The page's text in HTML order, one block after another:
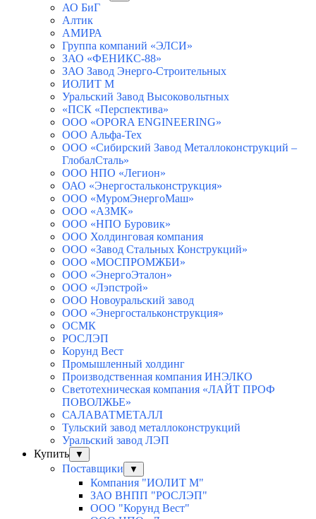
АО БиГ
Алтик
АМИРА
Группа компаний «ЭЛСИ»
ЗАО «ФЕНИКС-88»
ЗАО Завод Энерго-Строительных
ИОЛИТ М
Уральский Завод Высоковольтных
«ПСК «Перспектива»
ООО «OPORA ENGINEERING»
ООО Альфа-Тех
ООО «Сибирский Завод Металлоконструкций –
ГлобалСталь»
ООО НПО «Легион»
ОАО «Энергостальконструкция»
ООО «МуромЭнергоМаш»
ООО «АЗМК»
ООО «НПО Буровик»
ООО Холдинговая компания
ООО «Завод Стальных Конструкций»
ООО «МОСПРОМЖБИ»
ООО «ЭнергоЭталон»
ООО «Лэпстрой»
ООО Новоуральский завод
ООО «Энергостальконструкция»
ОСМК
РОСЛЭП
Корунд Вест
Промышленный холдинг
Производственная компания ИНЭЛКО
Светотехническая компания «ЛАЙТ ПРОФ
ПОВОЛЖЬЕ»
САЛАВАТМЕТАЛЛ
Тульский завод металлоконструкций
Уральский завод ЛЭП
Купить
▼
Поставщики ▼
Компания "ИОЛИТ М"
ЗАО ВНПП "РОСЛЭП"
ООО "Корунд Вест"